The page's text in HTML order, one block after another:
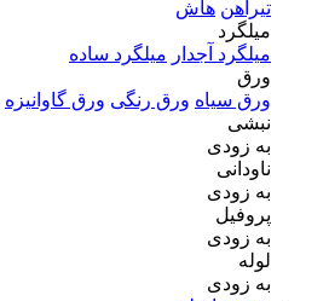
تیرآهن هاش
میلگرد
میلگرد آجدار میلگرد ساده
ورق
ورق سیاه ورق رنگی ورق گاوانیزه
نبشی
به زودی
ناودانی
به زودی
پروفیل
به زودی
لوله
به زودی